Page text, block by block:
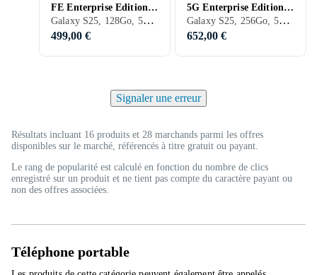
FE Enterprise Edition
5G 8GB RAM 128GBGalaxy S25, 128Go, 5G (NR), 6.7 pouces, 8Go, 2025
499,00 €
5G Enterprise Edition
12GB RAM 256GB
Galaxy S25, 256Go, 5G (NR), 6.2 pouces, 12Go, 2026
652,00 €
Signaler une erreur
Résultats incluant 16 produits et 28 marchands parmi les offres
disponibles sur le marché, référencés à titre gratuit ou payant.
Le rang de popularité est calculé en fonction du nombre de clics
enregistré sur un produit et ne tient pas compte du caractère payant ou
non des offres associées.
Téléphone portable